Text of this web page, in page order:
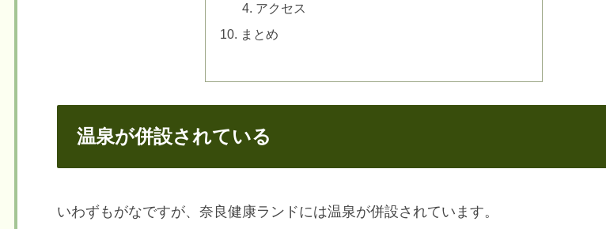
アクセス
まとめ
温泉が併設されている
いわずもがなですが、奈良健康ランドには温泉が併設されています。